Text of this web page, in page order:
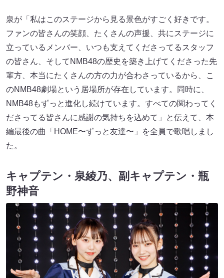
泉が「私はこのステージから見る景色がすごく好きです。
ファンの皆さんの笑顔、たくさんの声援、共にステージに
立っているメンバー、いつも支えてくださってるスタッフ
の皆さん、そしてNMB48の歴史を築き上げてくださった先
輩方、本当にたくさんの方の力が合わさっているから、こ
のNMB48劇場という居場所が存在しています。同時に、
NMB48もずっと進化し続けています。すべての関わってく
ださってる皆さんに感謝の気持ちを込めて」と伝えて、本
編最後の曲「HOME〜ずっと友達〜」を全員で歌唱しまし
た。
キャプテン・泉綾乃、副キャプテン・瓶
野神音